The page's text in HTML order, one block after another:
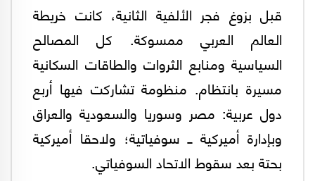
قبل بزوغ فجر الألفية الثانية، كانت خريطة
العالم العربي ممسوكة. كل المصالح
السياسية ومنابع الثروات والطاقات السكانية
مسيرة بانتظام. منظومة تشاركت فيها أربع
دول عربية: مصر وسوريا والسعودية والعراق
وبإدارة أميركية ــ سوفياتية؛ ولاحقا أميركية
بحتة بعد سقوط الاتحاد السوفياتي.